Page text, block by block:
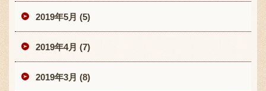
2019年5月 (5)
2019年4月 (7)
2019年3月 (8)